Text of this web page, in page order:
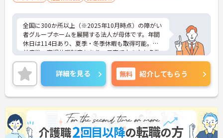
全国に300か所以上（※2025年10月時点）の障がい
者グループホームを展開する法人が母体です。年間
休日は114日あり、夏季・冬季休暇も取得可能。産
前産後・育児休暇制度もあり、子育て中の方も多数
活躍中で、ワークライフバランスを大切にしながら
働ける環境が整っています。研修制度や外部勉強会
の受講支援もあり、スキルアップもしっかりサポー
ト。将来的には管理者やエリアマネージャーへのキ
ャリアアップも目指せます。20代から60代まで幅広
い年代のスタッフが活躍しており、和やかな雰囲気
の職場です。介護経験を活かしたい方、福祉の資格
をお持ちの方、安定した法人でキャリアを築きたい
方におすすめです。
詳細を見る 無料 紹介してもらう